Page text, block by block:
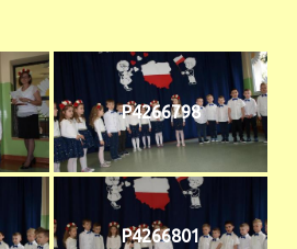
P4266798
P4266801